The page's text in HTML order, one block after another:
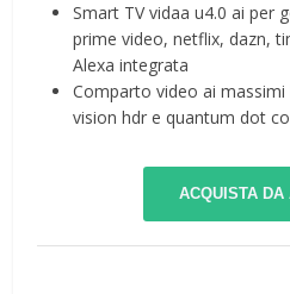
Smart TV vidaa u4.0 ai per
prime video, netflix, dazn,
Alexa integrata
Comparto video ai
vision hdr e quantum dot
ACQUISTA DA